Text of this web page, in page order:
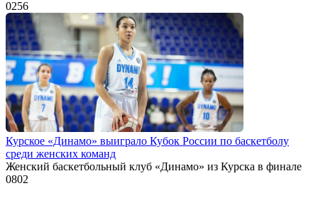
0256
Курское «Динамо» выиграло Кубок России по баскетболу
среди женских команд
Женский баскетбольный клуб «Динамо» из Курска в финале
0802